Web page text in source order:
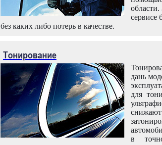
сервисе
без каких либо потерь в качестве.
Тонирование
дань
для
в